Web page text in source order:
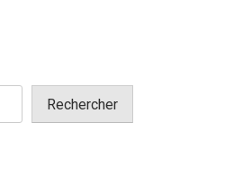
Rechercher